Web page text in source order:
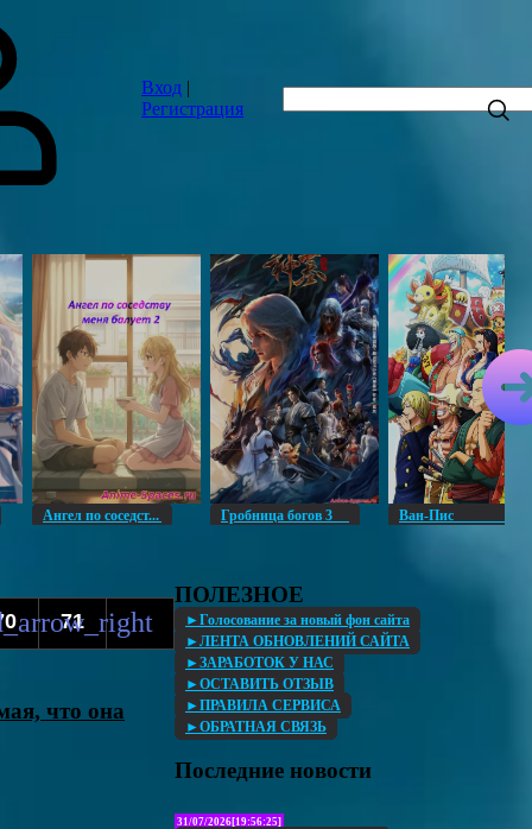
Вход |
Регистрация
Ангел по соседст... Гробница богов 3 Ван-
71
что она
ПОЛЕЗНОЕ
►Голосование за новый фон сайта
►ЛЕНТА ОБНОВЛЕНИЙ САЙТА
►ЗАРАБОТОК У НАС
►ОСТАВИТЬ ОТЗЫВ
►ПРАВИЛА СЕРВИСА
►ОБРАТНАЯ СВЯЗЬ
Последние новости
31/07/2026[19:56:25]